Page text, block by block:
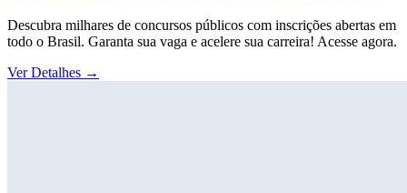
Descubra milhares de concursos públicos com inscrições abertas em
todo o Brasil. Garanta sua vaga e acelere sua carreira! Acesse agora.
Ver Detalhes →